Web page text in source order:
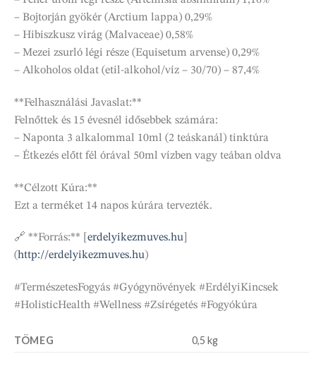
– Bojtorján gyökér (Arctium lappa) 0,29%
– Hibiszkusz virág (Malvaceae) 0,58%
– Mezei zsurló légi része (Equisetum arvense) 0,29%
– Alkoholos oldat (etil-alkohol/víz – 30/70) – 87,4%
**Felhasználási Javaslat:**
Felnőttek és 15 évesnél idősebbek számára:
– Naponta 3 alkalommal 10ml (2 teáskanál) tinktúra
– Étkezés előtt fél órával 50ml vízben vagy teában oldva
**Célzott Kúra:**
Ezt a terméket 14 napos kúrára tervezték.
🔗 **Forrás:** [ erdelyikezmuves.hu
(http://erdelyikezmuves.hu)
#TermészetesFogyás #Gyógynövények #ErdélyiKincsek
#HolisticHealth #Wellness #Zsírégetés #Fogyókúra
TÖMEG 0,5 kg